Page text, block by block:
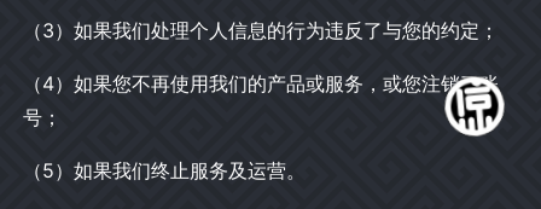
（3）如果我们处理个人信息的行为违反了与您的约定；
（4）如果您不再使用我们的产品或服务，或您注销了账
号；
（5）如果我们终止服务及运营。